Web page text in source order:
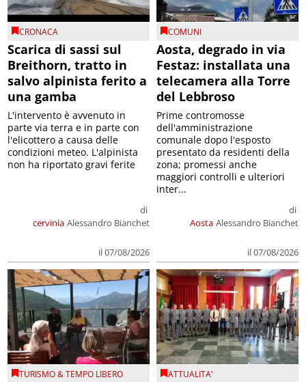
CRONACA
Scarica di sassi sul
Breithorn, tratto in
salvo alpinista ferito a
una gamba
cervinia
di
Alessandro Bianchet
il 07/08/2026
L'intervento è avvenuto in
parte via terra e in parte con
l'elicottero a causa delle
condizioni meteo. L'alpinista
non ha riportato gravi ferite
COMUNI
Aosta, degrado in via
Festaz: installata una
telecamera alla Torre
del Lebbroso
Aosta
di
Alessandro Bianchet
il 07/08/2026
Prime contromosse
dell'amministrazione
comunale dopo l'esposto
presentato da residenti della
zona; promessi anche
maggiori controlli e ulteriori
inter...
TURISMO & TEMPO LIBERO ATTUALITA'